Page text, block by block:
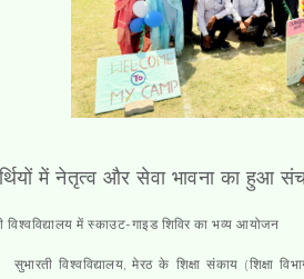
में नेतृत्व और सेवा भावना का हुआ
विश्वविद्यालय में स्काउट-गाइड शिविर का भव्य आयोजन
सुभारती विश्वविद्यालय, मेरठ के शिक्षा संकाय (शिक्षा